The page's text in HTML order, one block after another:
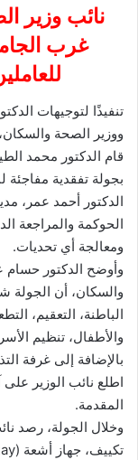
نائب وزير
غرب
تنفيذًا لتوجيهات
ووزير الصحة
قام الدكتور محمد
بجولة تفقدية
الدكتور أحمد عمر،
الحوكمة والمراجعة
ومعالجة أي تحديات.
وأوضح الدكتور حسام
والسكان، أن الجولة
الباطنة، التعقيم،
والأطفال، تنظيم
بالإضافة إلى غرفة
اطلع نائب الوزير
المقدمة.
وخلال الجولة، رصد